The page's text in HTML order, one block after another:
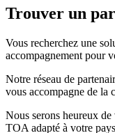
Trouver un
Vous recherchez une
accompagnement pour
Notre réseau de
vous accompagne de la
Nous serons heureux
TOA adapté à votre